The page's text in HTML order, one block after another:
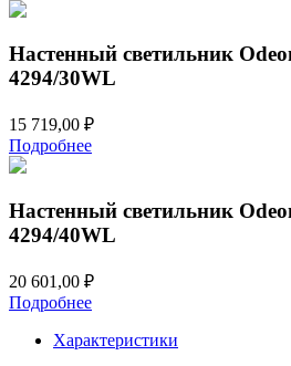
Настенный светильник
4294/30WL
15 719,00 ₽
Подробнее
Настенный светильник
4294/40WL
20 601,00 ₽
Подробнее
Характеристики